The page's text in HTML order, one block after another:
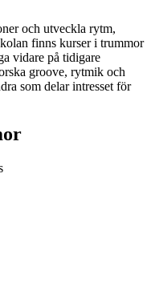
och utveckla rytm,
finns kurser i trummor
vidare på tidigare
groove, rytmik och
som delar intresset för